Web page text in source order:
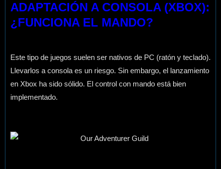
ADAPTACIÓN A CONSOLA (XBOX):
¿FUNCIONA EL MANDO?
Este tipo de juegos suelen ser nativos de PC (ratón y teclado).
Llevarlos a consola es un riesgo. Sin embargo, el lanzamiento
en Xbox ha sido sólido. El control con mando está bien
implementado.